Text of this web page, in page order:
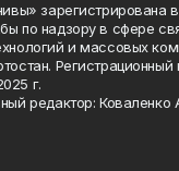
зарегистрирована
по надзору в сфере
и массовых
г.
редактор: Коваленко